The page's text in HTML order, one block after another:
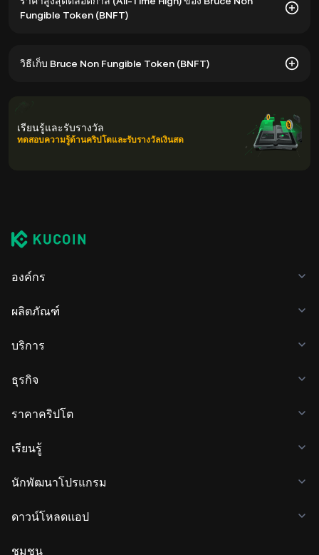
Fungible Token (BNFT)
อยู่ที่ $0.0₇605 บาท ส่วนราคา BNFT วันนี้ ต่ำกว่าจุดสูงสุดราว --
วิธีเก็บ Bruce Non Fungible Token (BNFT)
การดูแลรักษาของแพลตฟอร์มแลกเปลี่ยนคริปโตเคอเรนซีโดยไม่
ต้องกังวลเกี่ยวกับการจัดการคีย์ส่วนตัวของคุณ วิธีอื่นๆ ในการจัด
เก็บ BNFT ได้แก่ การใช้วอลเล็ตที่คุณเป็นผู้ดูแลด้วยตนเอง (บน
เรียนรู้และรับรางวัล
ทดสอบความรู้ด้านคริปโตและรับรางวัลเงินสด
องค์กร
ผลิตภัณฑ์
บริการ
ธุรกิจ
ราคาคริปโต
เรียนรู้
นักพัฒนาโปรแกรม
ดาวน์โหลดแอป
ชุมชน